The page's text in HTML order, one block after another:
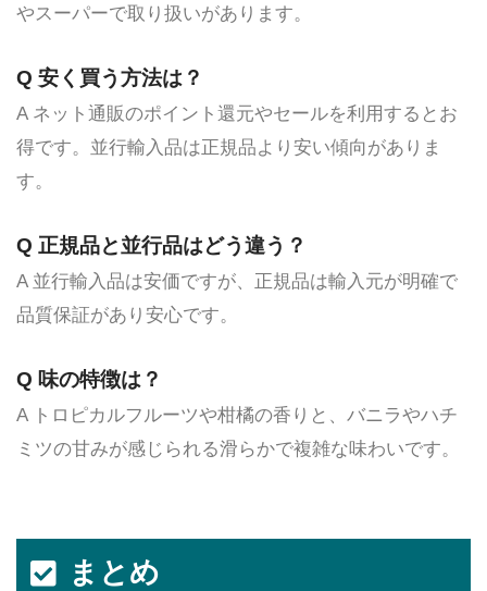
やスーパーで取り扱いがあります。
Q 安く買う方法は？
A ネット通販のポイント還元やセールを利用するとお
得です。並行輸入品は正規品より安い傾向がありま
す。
Q 正規品と並行品はどう違う？
A 並行輸入品は安価ですが、正規品は輸入元が明確で
品質保証があり安心です。
Q 味の特徴は？
A トロピカルフルーツや柑橘の香りと、バニラやハチ
ミツの甘みが感じられる滑らかで複雑な味わいです。
まとめ